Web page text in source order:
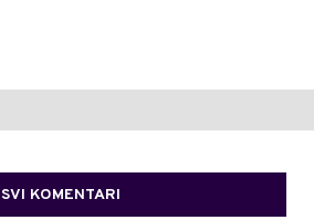
SVI KOMENTARI